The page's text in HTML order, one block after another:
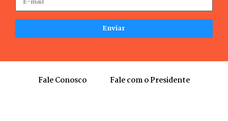
Fale Conosco Fale com o Presidente